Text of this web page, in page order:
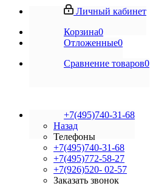
Личный кабинет
Корзина0
Отложенные0
Сравнение товаров0
+7(495)740-31-68
Назад
Телефоны
+7(495)740-31-68
+7(495)772-58-27
+7(926)520- 02-57
Заказать звонок